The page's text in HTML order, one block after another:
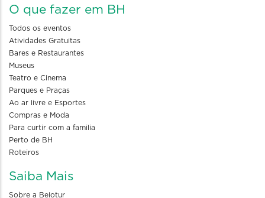
O que fazer em BH
Todos os eventos
Atividades Gratuitas
Bares e Restaurantes
Museus
Teatro e Cinema
Parques e Praças
Ao ar livre e Esportes
Compras e Moda
Para curtir com a familia
Perto de BH
Roteiros
Saiba Mais
Sobre a Belotur